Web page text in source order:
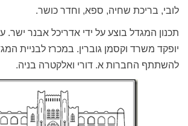
לובי, בריכת שחיה, ספא, וחדר כושר.
תכנון המגדל בוצע על ידי אדריכל אבנר ישר.
יופקד משרד וקסמן גוברין. במכרז לבניית
להשתתף החברות א. דורי ואלקטרה בניה.